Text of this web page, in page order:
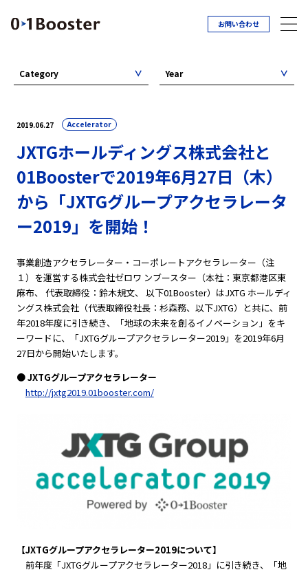
お問い合わせ
2019.06.27 Accelerator
JXTGホールディングス株式会社と
01Boosterで2019年6月27日（木）
から「JXTGグループアクセラレータ
ー2019」を開始！
事業創造アクセラレーター・コーポレートアクセラレーター（注
１）を運営する株式会社ゼロワ ンブースター（本社：東京都港区東
麻布、 代表取締役：鈴木規文、 以下01Booster）はJXTG ホールディ
ングス株式会社（代表取締役社長：杉森務、以下JXTG）と共に、前
年2018年度に引き続き、「地球の未来を創るイノベーション」をキ
ーワードに、「JXTGグループアクセラレーター2019」を2019年6月
27日から開始いたします。
● JXTGグループアクセラレーター
http://jxtg2019.01booster.com/
【JXTGグループアクセラレーター2019について】
前年度「JXTGグループアクセラレーター2018」に引き続き、「地
Category Year